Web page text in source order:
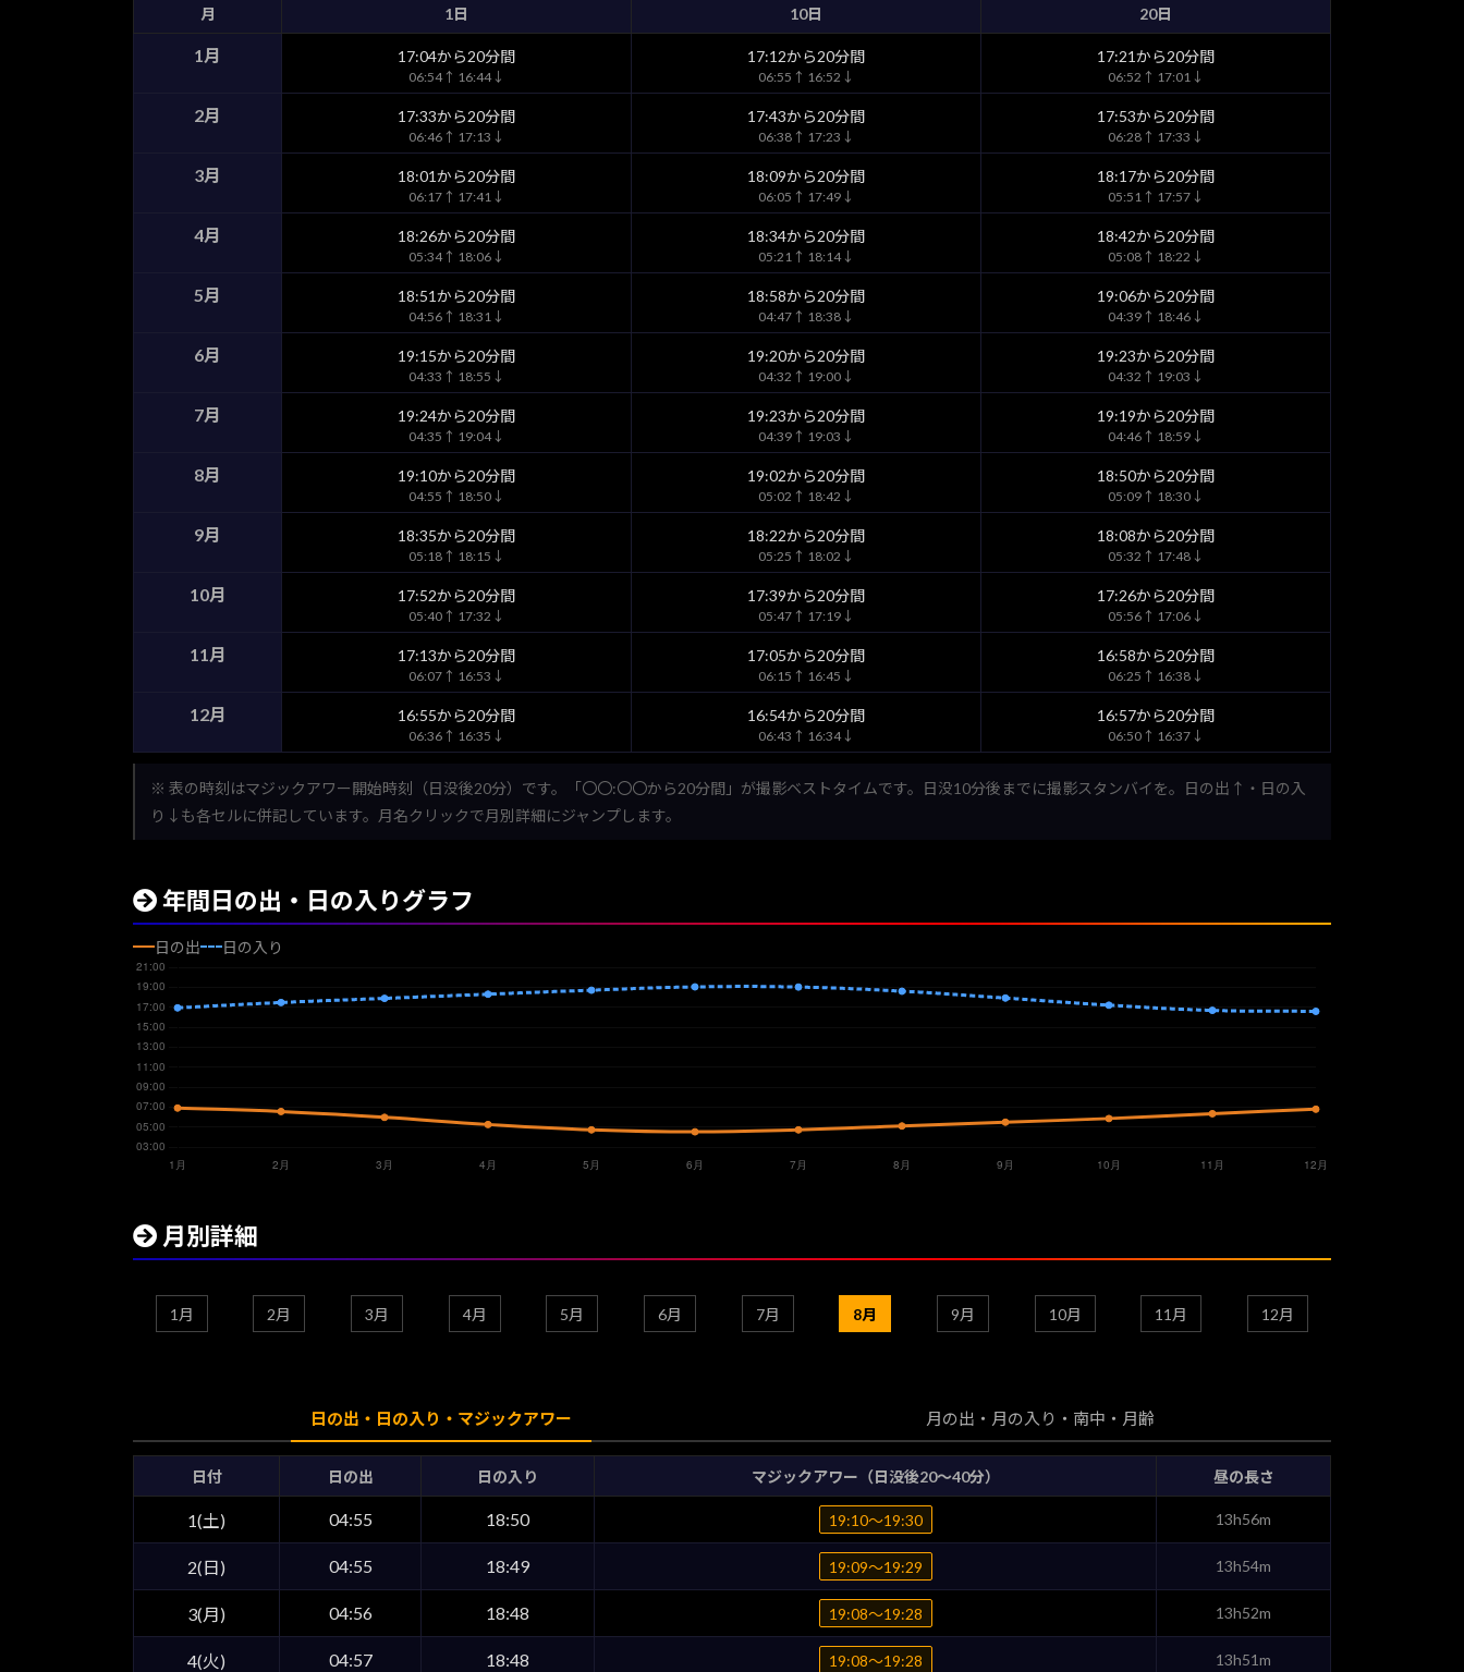
月 1日 10日 20日
1月 17:04から20分間
06:54↑ 16:44↓
17:12から20分間
06:55↑ 16:52↓
17:21から20分間
06:52↑ 17:01↓
2月 17:33から20分間
06:46↑ 17:13↓
17:43から20分間
06:38↑ 17:23↓
17:53から20分間
06:28↑ 17:33↓
3月 18:01から20分間
06:17↑ 17:41↓
18:09から20分間
06:05↑ 17:49↓
18:17から20分間
05:51↑ 17:57↓
4月 18:26から20分間
05:34↑ 18:06↓
18:34から20分間
05:21↑ 18:14↓
18:42から20分間
05:08↑ 18:22↓
5月 18:51から20分間
04:56↑ 18:31↓
18:58から20分間
04:47↑ 18:38↓
19:06から20分間
04:39↑ 18:46↓
6月 19:15から20分間
04:33↑ 18:55↓
19:20から20分間
04:32↑ 19:00↓
19:23から20分間
04:32↑ 19:03↓
7月 19:24から20分間
04:35↑ 19:04↓
19:23から20分間
04:39↑ 19:03↓
19:19から20分間
04:46↑ 18:59↓
8月 19:10から20分間
04:55↑ 18:50↓
19:02から20分間
05:02↑ 18:42↓
18:50から20分間
05:09↑ 18:30↓
9月 18:35から20分間
05:18↑ 18:15↓
18:22から20分間
05:25↑ 18:02↓
18:08から20分間
05:32↑ 17:48↓
10月 17:52から20分間
05:40↑ 17:32↓
17:39から20分間
05:47↑ 17:19↓
17:26から20分間
05:56↑ 17:06↓
11月 17:13から20分間
06:07↑ 16:53↓
17:05から20分間
06:15↑ 16:45↓
16:58から20分間
06:25↑ 16:38↓
12月 16:55から20分間
06:36↑ 16:35↓
16:54から20分間
06:43↑ 16:34↓
16:57から20分間
06:50↑ 16:37↓
※ 表の時刻はマジックアワー開始時刻（日没後20分）です。「〇〇:〇〇から20分間」が撮影ベストタイムです。日没10分後までに撮影スタンバイを。日の出↑・日の入
り↓も各セルに併記しています。月名クリックで月別詳細にジャンプします。
年間日の出・日の入りグラフ
日の出 日の入り
月別詳細
1月 2月 3月 4月 5月 6月 7月 8月 9月 10月 11月 12月
日の出・日の入り・マジックアワー 月の出・月の入り・南中・月齢
日付 日の出 日の入り マジックアワー（日没後20〜40分） 昼の長さ
1(土) 04:55 18:50 19:10〜19:30 13h56m
2(日) 04:55 18:49 19:09〜19:29 13h54m
3(月) 04:56 18:48 19:08〜19:28 13h52m
4(火) 04:57 18:48 19:08〜19:28 13h51m